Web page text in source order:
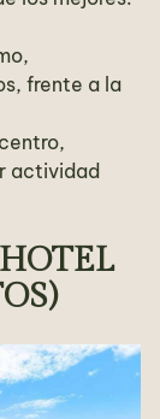
frente a la
actividad